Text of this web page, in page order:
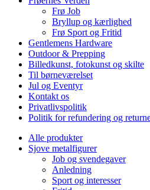
Frø Job
Bryllup og kærlighed
Frø Sport og Fritid
Gentlemens Hardware
Outdoor & Prepping
Billedkunst, fotokunst og skilte
Til børneværelset
Jul og Eventyr
Kontakt os
Privatlivspolitik
Politik for refundering og
Alle produkter
Sjove metalfigurer
Job og svendegaver
Anledning
Sport og interesser